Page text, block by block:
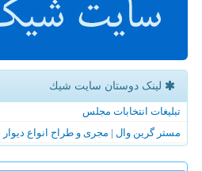
لینک دوستان سایت شیك
تبلیغات انتخابات مجلس
مستر گرین وال | مجری و طراح انواع دیوار